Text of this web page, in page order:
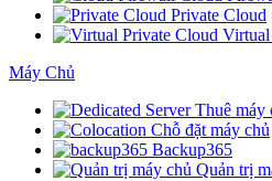
Private Cloud
Virtual
Máy Chủ
Thuê máy
Chỗ đặt máy chủ
Backup365
Quản trị